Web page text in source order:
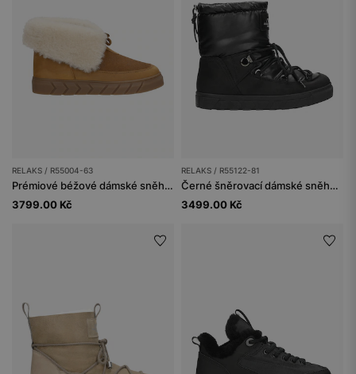
RELAKS / R55004-63
Prémiové béžové dámské sněhule s kožíškem Relaks z nubuku
3799.00 Kč
RELAKS / R55122-81
Černé šněrovací dámské sněhule RELAKS
3499.00 Kč